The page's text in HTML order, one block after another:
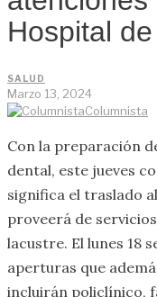
Hospital
SALUD
Marzo 13, 2024
Columnista
Con la preparación
dental, este jueves
significa el traslado
proveerá de
lacustre. El lunes 18
aperturas que
incluirán policlínico,